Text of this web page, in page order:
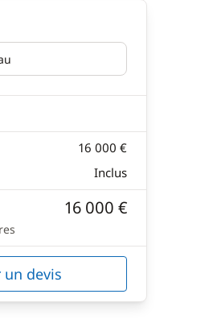
16 000 €
Inclus
16 000 €
devis